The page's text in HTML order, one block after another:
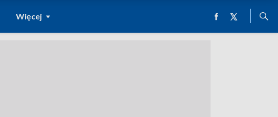
Więcej